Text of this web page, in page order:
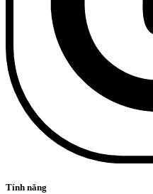
Tính năng